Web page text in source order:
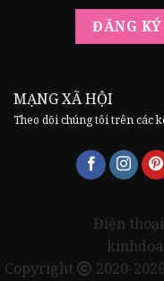
MẠNG XÃ HỘI
Theo dõi chúng tôi trên các
Điện
Copyright
2020-